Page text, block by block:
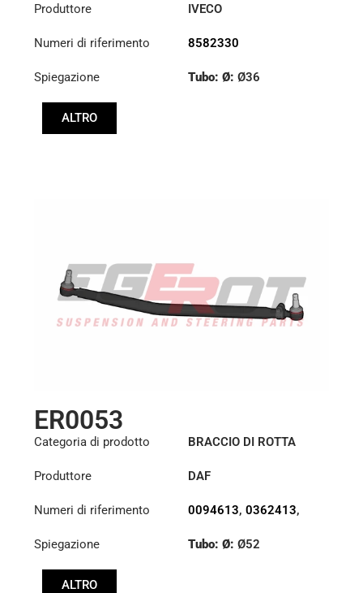
Produttore IVECO
Numeri di riferimento 8582330
Spiegazione Tubo: Ø:Ø36
ALTRO
ER0053
Categoria di prodotto BRACCIO DI ROTTA
Produttore DAF
Numeri di riferimento 0094613,0362413,
Spiegazione
Tubo: Ø:Ø52
ALTRO